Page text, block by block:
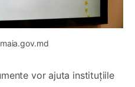
vor ajuta instituțiile